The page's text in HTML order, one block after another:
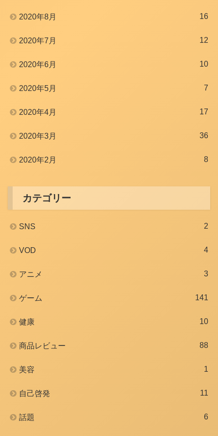
2020年8月 16
2020年7月 12
2020年6月 10
2020年5月 7
2020年4月 17
2020年3月 36
2020年2月 8
カテゴリー
SNS 2
VOD 4
アニメ 3
ゲーム 141
健康 10
商品レビュー 88
美容 1
自己啓発 11
話題 6